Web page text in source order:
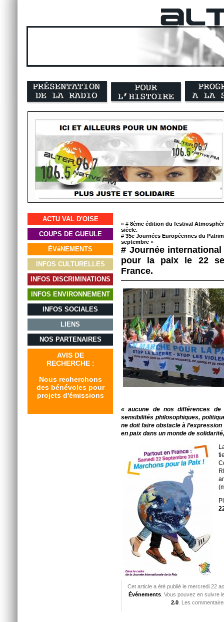
ACTU VAL D'OISE
COUPS DE GUEULE
ÉVéNEMENTS
INFOS CULTURELLES
INFOS DISCRIMINATIONS
INFOS ENVIRONNEMENT
INFOS SOCIALES
LIENS
NOS PARTENAIRES
AVIS DE
RECHERCHE :
Nous recherchons
des bénévoles pour
projets d'émissions
« # 8ème édition du festival
siècle.
# 35e Journées Européennes du
septembre »
# Journée
pour la paix le 22
France.
« aucune de nos différences de
sensibilités philosophiques,
ne doit faire obstacle à
en paix dans un monde de
Cet article a été publié le mercredi 22
Événements . Vous pouvez en suivre
2.0 . Les